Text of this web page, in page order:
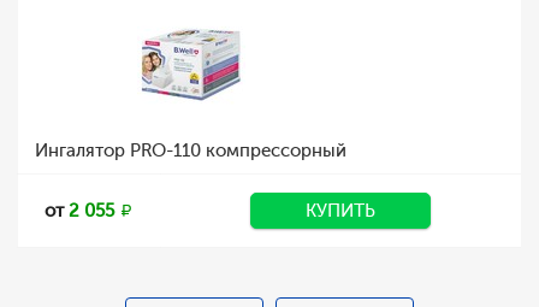
Ингалятор PRO-110 компрессорный
от2 055 КУПИТЬ